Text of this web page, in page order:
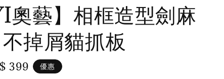
奧藝】相框造型劍麻
掉屑貓抓板
399 優惠